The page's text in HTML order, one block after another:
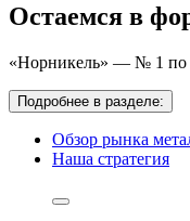
Остаемся в
«Норникель» — № 1 по
Подробнее в разделе:
Обзор рынка
Наша стратегия